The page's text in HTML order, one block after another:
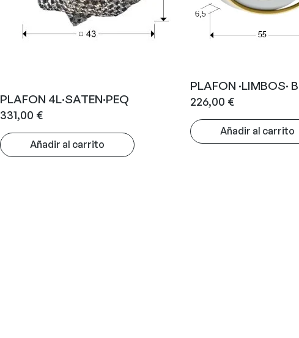
PLAFON 4L·SATEN·PEQ
331,00 €
Añadir al carrito
PLAFON ·LIMBOS·
226,00 €
Añadir al carrito